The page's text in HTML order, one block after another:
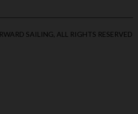
SAILING, ALL RIGHTS RESERVED